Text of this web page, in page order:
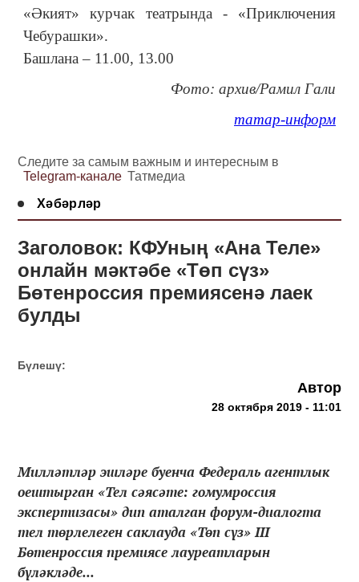
«Әкият» курчак театрында - «Приключения
Чебурашки».
Башлана – 11.00, 13.00
Фото: архив/Рамил Гали
татар-информ
Следите за самым важным и интересным в
Telegram-канале Татмедиа
Хәбәрләр
Заголовок: КФУның «Ана Теле»
онлайн мәктәбе «Төп сүз»
Бөтенроссия премиясенә лаек
булды
Бүлешү:
Автор
28 октября 2019 - 11:01
Милләтләр эшләре буенча Федераль агентлык
оештырган «Тел сәясәте: гомумроссия
экспертизасы» дип аталган форум-диалогта
тел төрлелеген саклауда «Төп сүз» III
Бөтенроссия премиясе лауреатларын
бүләкләде...